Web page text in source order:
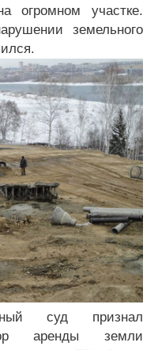
огромном участке.
земельного
суд признал
аренды земли